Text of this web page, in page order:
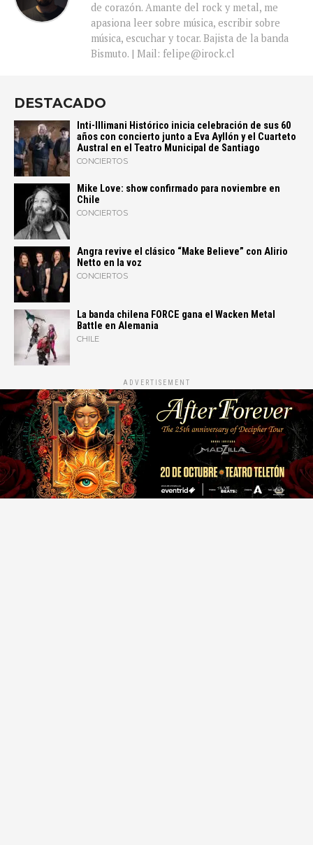
de corazón. Amante del rock y metal, me
apasiona leer sobre música, escribir sobre
música, escuchar y tocar. Bajista de la banda
Bismuto. | Mail: felipe@irock.cl
DESTACADO
Inti-Illimani Histórico inicia celebración de sus 60
años con concierto junto a Eva Ayllón y el Cuarteto
Austral en el Teatro Municipal de Santiago
CONCIERTOS
Mike Love: show confirmado para noviembre en
Chile
CONCIERTOS
Angra revive el clásico “Make Believe” con Alirio
Netto en la voz
CONCIERTOS
La banda chilena FORCE gana el Wacken Metal
Battle en Alemania
CHILE
ADVERTISEMENT